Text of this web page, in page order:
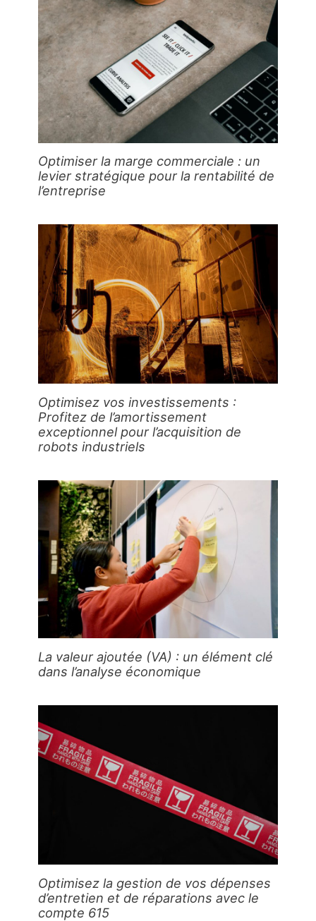
Optimiser la marge commerciale : un
levier stratégique pour la rentabilité de
l’entreprise
Optimisez vos investissements :
Profitez de l’amortissement
exceptionnel pour l’acquisition de
robots industriels
La valeur ajoutée (VA) : un élément clé
dans l’analyse économique
Optimisez la gestion de vos dépenses
d’entretien et de réparations avec le
compte 615